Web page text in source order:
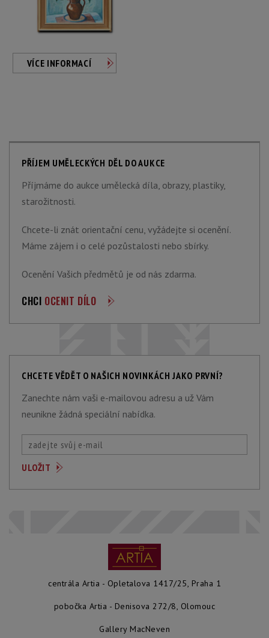
VÍCE INFORMACÍ
PŘÍJEM UMĚLECKÝCH DĚL DO AUKCE
Příjmáme do aukce umělecká díla, obrazy, plastiky,
starožitnosti.
Chcete-li znát orientační cenu, vyžádejte si ocenění.
Máme zájem i o celé pozůstalosti nebo sbírky.
Ocenění Vašich předmětů je od nás zdarma.
CHCI OCENIT DÍLO
CHCETE VĚDĚT O NAŠICH NOVINKÁCH JAKO PRVNÍ?
Zanechte nám vaši e-mailovou adresu a už Vám
neunikne žádná speciální nabídka.
centrála Artia - Opletalova 1417/25, Praha 1
pobočka Artia - Denisova 272/8, Olomouc
Gallery MacNeven